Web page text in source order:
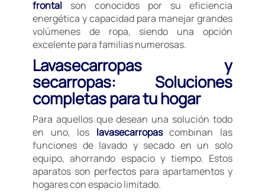
frontal son conocidos por su eficiencia
energética y capacidad para manejar grandes
volúmenes de ropa, siendo una opción
excelente para familias numerosas.
Lavasecarropas y
secarropas: Soluciones
completas para tu hogar
Para aquellos que desean una solución todo
en uno, los lavasecarropascombinan las
funciones de lavado y secado en un solo
equipo, ahorrando espacio y tiempo. Estos
aparatos son perfectos para apartamentos y
hogares con espacio limitado.